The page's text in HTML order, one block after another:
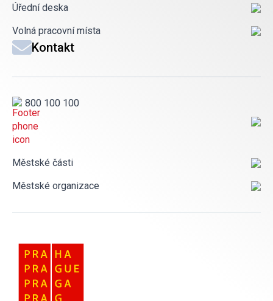
Úřední deska
Volná pracovní místa
Kontakt
800 100 100
Městské části
Městské organizace